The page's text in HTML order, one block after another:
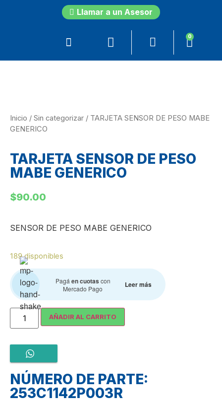
Llamar a un Asesor
0
Inicio / Sin categorizar / TARJETA SENSOR DE PESO MABE
GENERICO
TARJETA SENSOR DE PESO
MABE GENERICO
$90.00
SENSOR DE PESO MABE GENERICO
189 disponibles
Pagáen cuotas con
Mercado Pago
Leer más
AÑADIR AL CARRITO
NÚMERO DE PARTE:
253C1142P003R